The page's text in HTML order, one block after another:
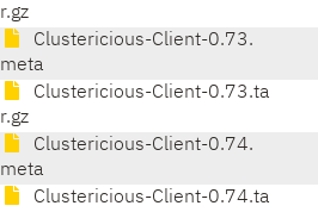
r.gz
Clustericious-Client-0.73.
meta
Clustericious-Client-0.73.ta
r.gz
Clustericious-Client-0.74.
meta
Clustericious-Client-0.74.ta